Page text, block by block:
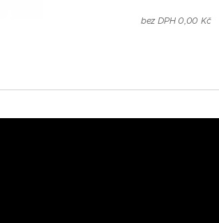
bez DPH 0,00 Kč